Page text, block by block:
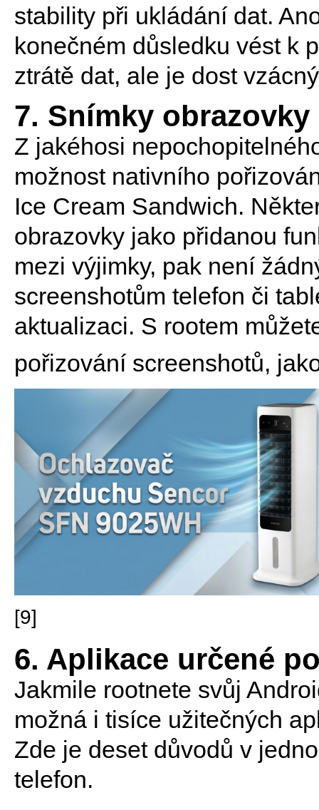
stability při ukládání dat.
konečném důsledku vést k
ztrátě dat, ale je dost
7. Snímky obrazovky
Z jakéhosi
možnost nativního
Ice Cream Sandwich.
obrazovky jako přidanou
mezi výjimky, pak není
screenshotům telefon či
aktualizaci. S rootem
pořizování screenshotů,
[9]
6. Aplikace určené
Jakmile rootnete svůj
možná i tisíce užitečných
Zde je deset důvodů v
telefon.